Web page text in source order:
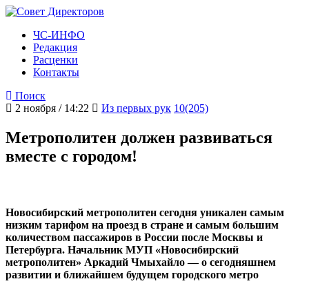
ЧС-ИНФО
Редакция
Расценки
Контакты
Поиск
2 ноября / 14:22
Из первых рук 10(205)
Метрополитен должен развиваться
вместе с городом!
Новосибирский метрополитен сегодня уникален самым
низким тарифом на проезд в стране и самым большим
количеством пассажиров в России после Москвы и
Петербурга. Начальник МУП «Новосибирский
метрополитен» Аркадий Чмыхайло — о сегодняшнем
развитии и ближайшем будущем городского метро